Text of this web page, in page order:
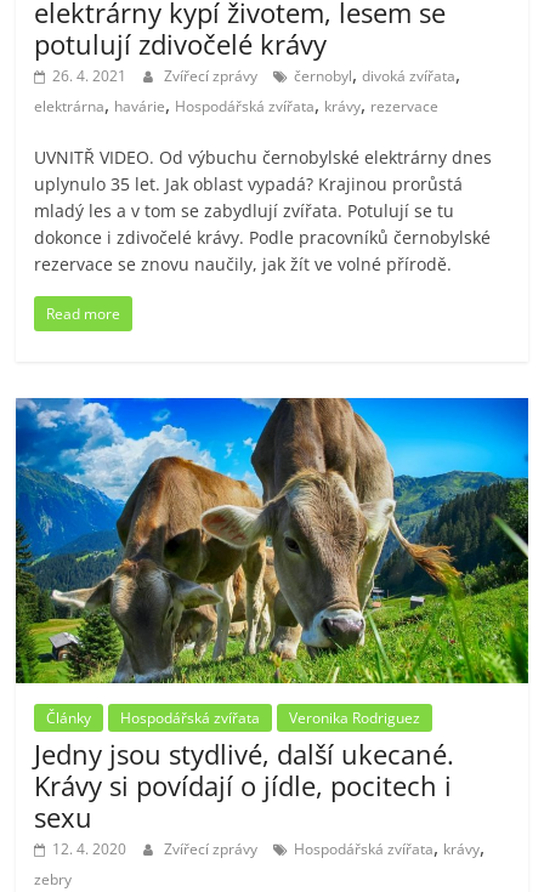
elektrárny kypí životem, lesem se
potulují zdivočelé krávy
26. 4. 2021 Zvířecí zprávy černobyl,divoká zvířata,
elektrárna, havárie, Hospodářská zvířata, krávy, rezervace
UVNITŘ VIDEO. Od výbuchu černobylské elektrárny dnes
uplynulo 35 let. Jak oblast vypadá? Krajinou prorůstá
mladý les a v tom se zabydlují zvířata. Potulují se tu
dokonce i zdivočelé krávy. Podle pracovníků černobylské
rezervace se znovu naučily, jak žít ve volné přírodě.
Read more
Články Hospodářská zvířata Veronika Rodriguez
Jedny jsou stydlivé, další ukecané.
Krávy si povídají o jídle, pocitech i
sexu
12. 4. 2020 Zvířecí zprávy Hospodářská zvířata, krávy,
zebry